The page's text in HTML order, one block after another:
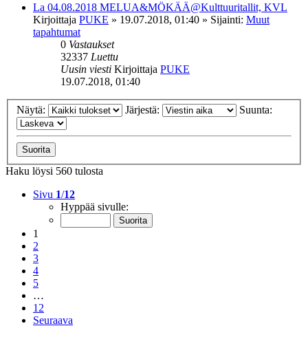
La 04.08.2018 MELUA&MÖKÄÄ@Kulttuuritallit, KVL
Kirjoittaja PUKE » 19.07.2018, 01:40 » Sijainti: Muut
tapahtumat
0 Vastaukset
32337 Luettu
Uusin viesti Kirjoittaja PUKE
19.07.2018, 01:40
Näytä: Järjestä: Suunta:
Haku löysi 560 tulosta
Sivu 1/12
Hyppää sivulle:
1
2
3
4
5
…
12
Seuraava